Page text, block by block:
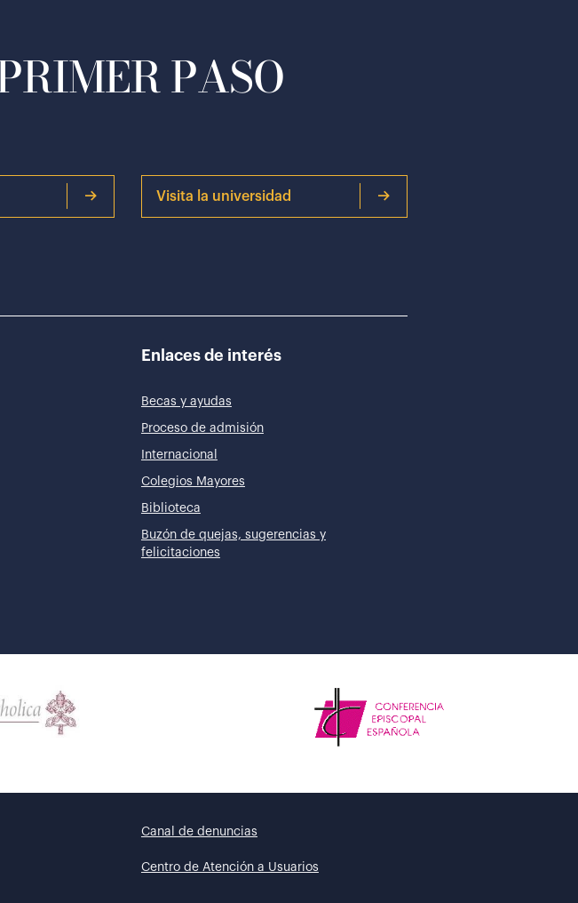
PASO
Visita la universidad
Enlaces de interés
Becas y ayudas
Proceso de admisión
Internacional
Colegios Mayores
Biblioteca
Buzón de quejas, sugerencias y
felicitaciones
Canal de denuncias
Centro de Atención a Usuarios